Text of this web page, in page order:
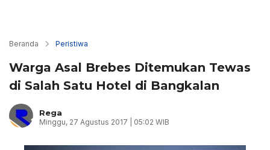
Beranda Peristiwa
Warga Asal Brebes Ditemukan Tewas
di Salah Satu Hotel di Bangkalan
Rega
Minggu, 27 Agustus 2017 | 05:02 WIB